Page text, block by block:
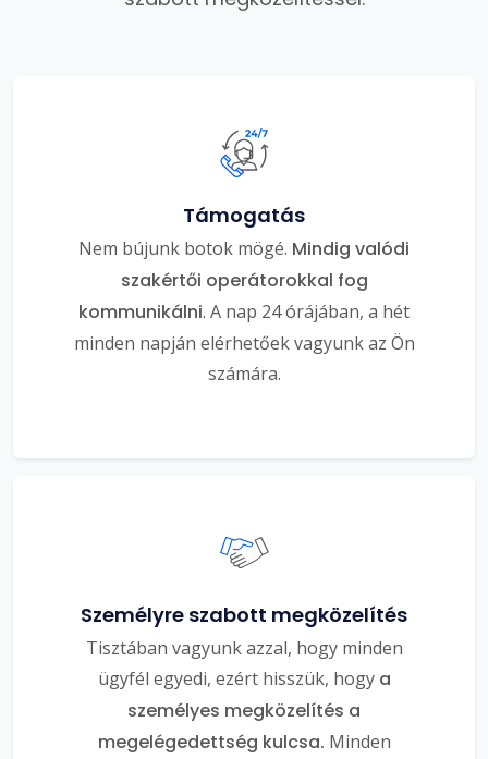
Támogatás
Nem bújunk botok mögé. Mindig valódi
szakértői operátorokkal fog
kommunikálni. A nap 24 órájában, a hét
minden napján elérhetőek vagyunk az Ön
számára.
Személyre szabott megközelítés
Tisztában vagyunk azzal, hogy minden
ügyfél egyedi, ezért hisszük, hogy a
személyes megközelítés a
megelégedettség kulcsa. Minden